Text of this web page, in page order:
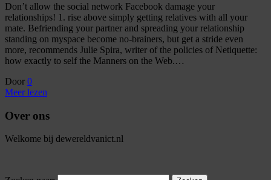
Don’t allow the social network Facebook damage your
relationships! 1. rise above simply getting relatives with all your
mate. Befriending your partner and spreading your relationship
standing on myspace become no-brainers, but get a stride even
more, recommends Julie Spira, writer of the policies of Netiquette:
how exactly to self the Manners on the Web.…
Door 0
Meer lezen
Over ons
Welkome bij dewereldvanict.nl